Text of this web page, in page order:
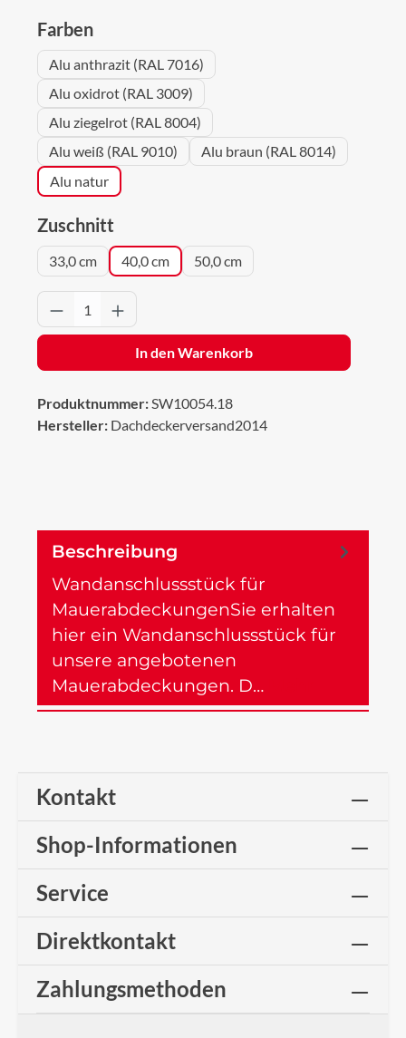
Farbenauswählen
Alu anthrazit (RAL 7016)
Alu oxidrot (RAL 3009)
Alu ziegelrot (RAL 8004)
Alu weiß (RAL 9010)
Alu braun (RAL 8014)
Alu natur
Zuschnitt
33,0 cm 40,0 cm 50,0 cm
Produkt Anzahl: Gib den gewünschten
In den Warenkorb
Produktnummer:SW10054.18
Hersteller: Dachdeckerversand2014
Beschreibung
Wandanschlussstück für
MauerabdeckungenSie erhalten
hier ein Wandanschlussstück für
unsere angebotenen
Mauerabdeckungen. D…
Kontakt
Shop-Informationen
Service
Direktkontakt
Zahlungsmethoden